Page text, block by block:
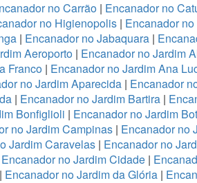
no Carrão | Encanador no
no Higienopolis| Encanador
| Encanador no Jabaquara |
Aeroporto | Encanador no Jardim
Franco | Encanador no Jardim Ana
no Jardim Aparecida | Encanador
| Encanador no Jardim Bartira|
Bonfiglioli | Encanador no Jardim
no Jardim Campinas| Encanador no
Jardim Caravelas | Encanador no
Encanador no Jardim Cidade |
Encanador no Jardim da Glória|